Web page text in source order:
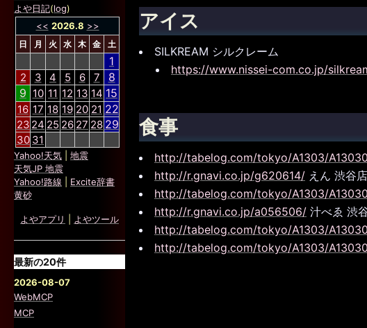
アイス
SILKREAM シルクレーム
https://www.nissei-com.co.jp/
食事
http://tabelog.com/tokyo/A1303/
http://r.gnavi.co.jp/g620614/ えん 渋谷店
http://tabelog.com/tokyo/A1303/
http://r.gnavi.co.jp/a056506/ 汁べゑ 渋
http://tabelog.com/tokyo/A1303/
http://tabelog.com/tokyo/A1303/
よや日記(log)
<< 2026.8 >>
日 月 火 水 木 金 土
1
2 3 4 5 6 7
8
9 10 11 12 13 14 15
16 17 18 19 20 21 22
23 24 25 26 27 28 29
30 31
Yahoo!天気
地震
天気JP 地震
Yahoo!路線
Excite辞書
黄砂
よやアプリ よやツール
最新の20件
2026-08-07
WebMCP
MCP